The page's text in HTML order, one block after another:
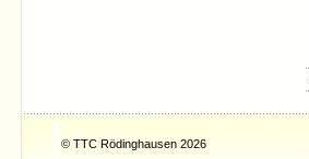
© TTC Rödinghausen 2026